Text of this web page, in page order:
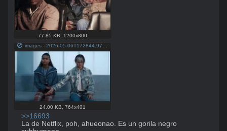
77.85 KB
1200x800
24.00 KB 764x401
>>16693
La de Netflix, poh, ahueonao. Es un gorila negro